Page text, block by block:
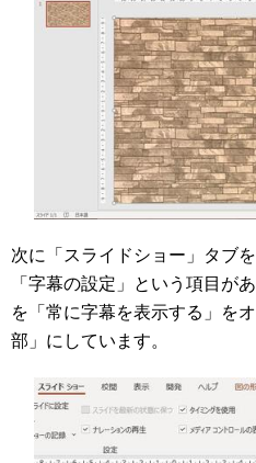
次に「スライドショー」タブ
「字幕の設定」という項目が
を「常に字幕を表示する」を
部」にしています。